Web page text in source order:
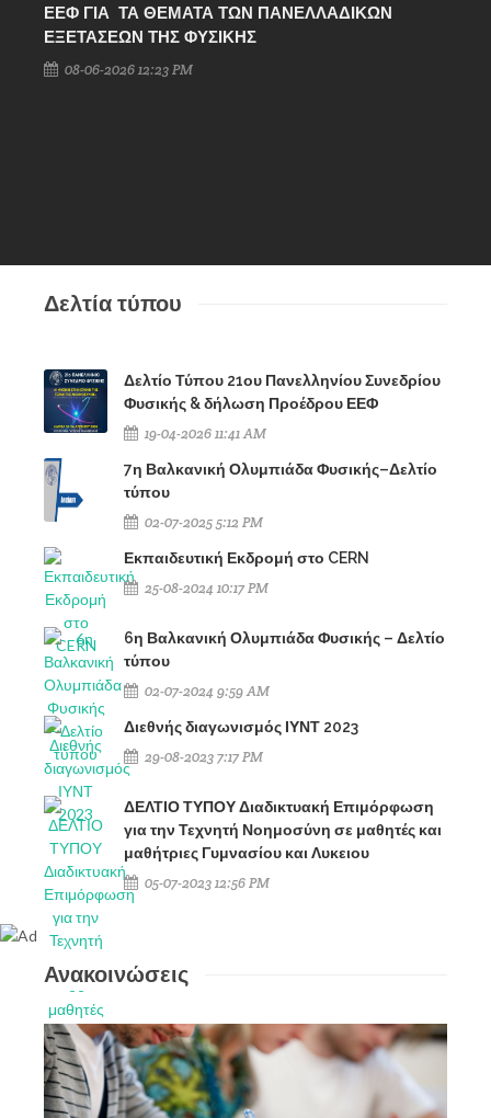
ΕΕΦ ΓΙΑ ΤΑ ΘΕΜΑΤΑ ΤΩΝ ΠΑΝΕΛΛΑΔΙΚΩΝ
ΕΞΕΤΑΣΕΩΝ ΤΗΣ ΦΥΣΙΚΗΣ
08-06-2026 12:23 PM
Δελτία τύπου
Δελτίο Τύπου 21ου Πανελληνίου Συνεδρίου
Φυσικής & δήλωση Προέδρου ΕΕΦ
19-04-2026 11:41 AM
7η Βαλκανική Ολυμπιάδα Φυσικής–Δελτίο
τύπου
02-07-2025 5:12 PM
Εκπαιδευτική Εκδρομή στο CERN
25-08-2024 10:17 PM
6η Βαλκανική Ολυμπιάδα Φυσικής – Δελτίο
τύπου
02-07-2024 9:59 AM
Διεθνής διαγωνισμός ΙΥΝΤ 2023
29-08-2023 7:17 PM
ΔΕΛΤΙΟ ΤΥΠΟΥ Διαδικτυακή Επιμόρφωση
για την Τεχνητή Νοημοσύνη σε μαθητές και
μαθήτριες Γυμνασίου και Λυκειου
05-07-2023 12:56 PM
Ανακοινώσεις